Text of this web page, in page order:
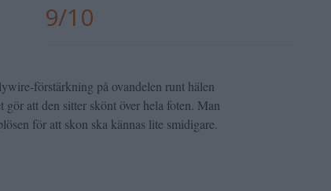
9/10
förstärkning på ovandelen runt hälen
att den sitter skönt över hela foten. Man
för att skon ska kännas lite smidigare.